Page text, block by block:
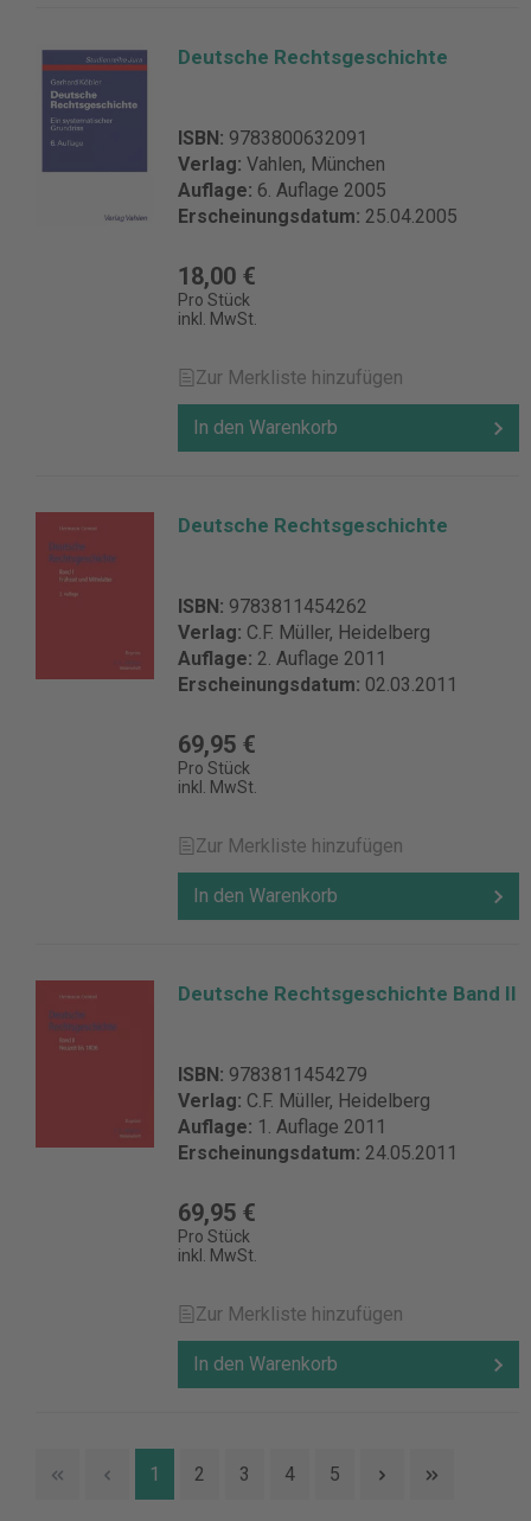
Deutsche Rechtsgeschichte
ISBN: 9783800632091
Verlag: Vahlen, München
Auflage: 6. Auflage 2005
Erscheinungsdatum: 25.04.2005
18,00 €
Pro Stück
inkl. MwSt.
Zur Merkliste hinzufügen
In den Warenkorb
Deutsche Rechtsgeschichte
ISBN: 9783811454262
Verlag: C.F. Müller, Heidelberg
Auflage: 2. Auflage 2011
Erscheinungsdatum: 02.03.2011
69,95 €
Pro Stück
inkl. MwSt.
Zur Merkliste hinzufügen
In den Warenkorb
Deutsche Rechtsgeschichte Band II
ISBN: 9783811454279
Verlag: C.F. Müller, Heidelberg
Auflage: 1. Auflage 2011
Erscheinungsdatum: 24.05.2011
69,95 €
Pro Stück
inkl. MwSt.
Zur Merkliste hinzufügen
In den Warenkorb
1 2 3 4 5